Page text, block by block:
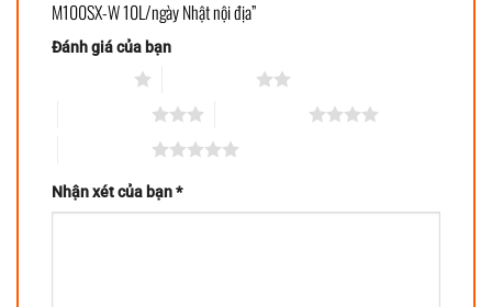
M100SX-W 10L/ngày Nhật nội địa”
Đánh giá của bạn
Nhận xét của bạn*